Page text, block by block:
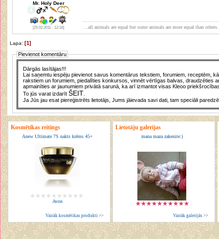
Mr. Holy Deer
[25.02.2011 - 12:18] ...all animals are equal but some animals are more equal than
Lapa: [1]
Pievienot komentāru
Dārgās lasītājas!!!
Lai saņemtu iespēju pievienot savus komentārus tekstiem, forumiem, receptēm,
rakstiem un forumiem, piedalīties konkursos, vinnēt vērtīgas balvas, draudzēties
apmainīties ar jaunumiem privātā sarunā, ka arī izmantot visas Kleoo
To jūs varat izdarītŠEIT
Ja Jūs jau esat piereģistrēts lietotājs, Jums jāievada savi dati, tam speciāli
Kosmētikas reitings
Anew Ultimate 7S nakts krēms 45+
Avon
Vairāk kosmētikas produkti >>
Lietotāju galerijas
mana maza zakenite:)
Vairāk galerijās >>